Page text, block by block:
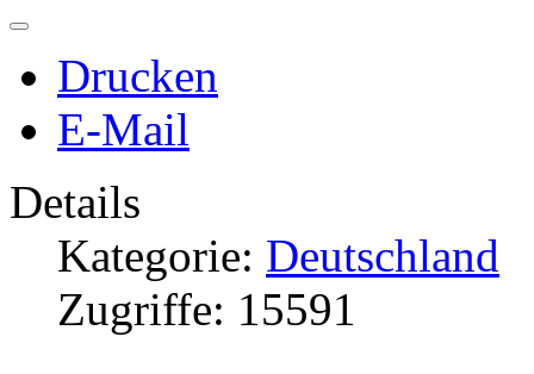
Drucken
E-Mail
Details
Kategorie: Deutschland
Zugriffe: 15591